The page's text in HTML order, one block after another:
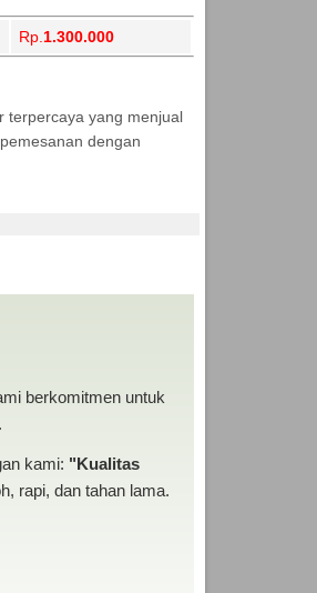
Rp. 1.300.000
terpercaya yang menjual
dengan
berkomitmen untuk
kami: "Kualitas
rapi, dan tahan lama.